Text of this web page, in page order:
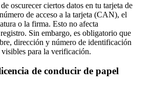
oscurecer ciertos datos en tu tarjeta de
de acceso a la tarjeta (CAN), el
o la firma. Esto no afecta
Sin embargo, es obligatorio que
dirección y número de identificación
visibles para la verificación.
de conducir de papel